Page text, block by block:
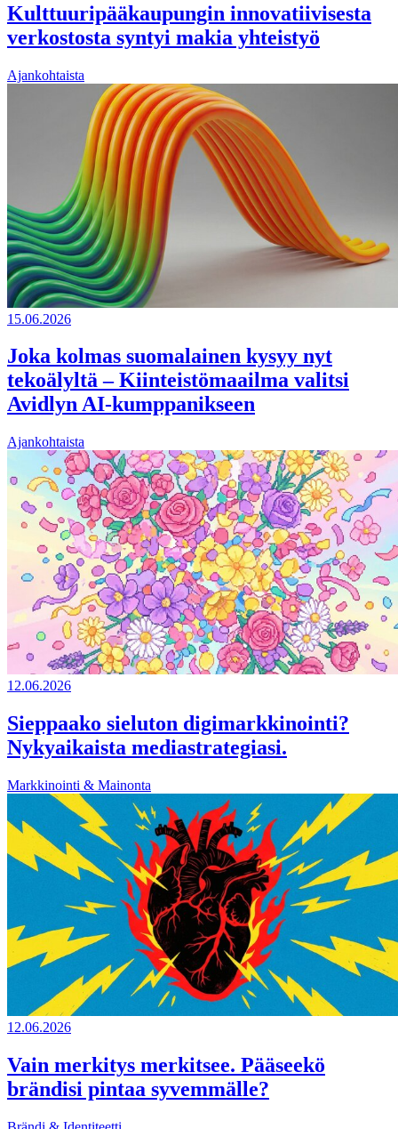
Kulttuuripääkaupungin innovatiivisesta
verkostosta syntyi makia yhteistyö
Ajankohtaista
15.06.2026
Joka kolmas suomalainen kysyy nyt
tekoälyltä – Kiinteistömaailma valitsi
Avidlyn AI-kumppanikseen
Ajankohtaista
12.06.2026
Sieppaako sieluton digimarkkinointi?
Nykyaikaista mediastrategiasi.
Markkinointi & Mainonta
12.06.2026
Vain merkitys merkitsee. Pääseekö
brändisi pintaa syvemmälle?